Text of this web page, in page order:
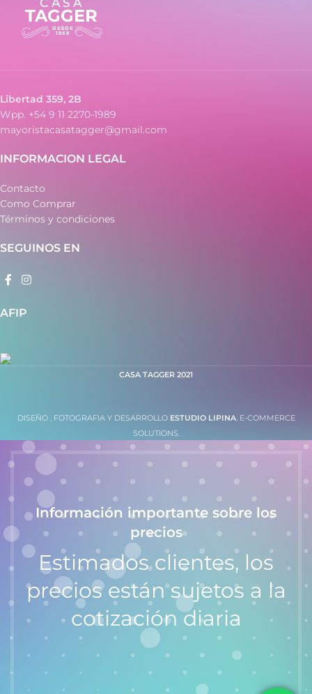
Libertad 359, 2B
Wpp. +54 9 11 2270-1989
mayoristacasatagger@gmail.com
INFORMACION LEGAL
Contacto
Como Comprar
Términos y condiciones
SEGUINOS EN
AFIP
CASA TAGGER 2021
DISEÑO , FOTOGRAFIA Y DESARROLLO ESTUDIO LIPINA. E-COMMERCE
SOLUTIONS.
Información importante sobre los
precios
Estimados clientes, los
precios están sujetos a la
cotización diaria